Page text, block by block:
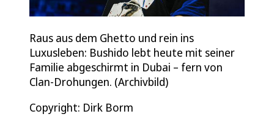
Raus aus dem Ghetto und rein ins
Luxusleben: Bushido lebt heute mit seiner
Familie abgeschirmt in Dubai – fern von
Clan-Drohungen. (Archivbild)
Copyright: Dirk Borm